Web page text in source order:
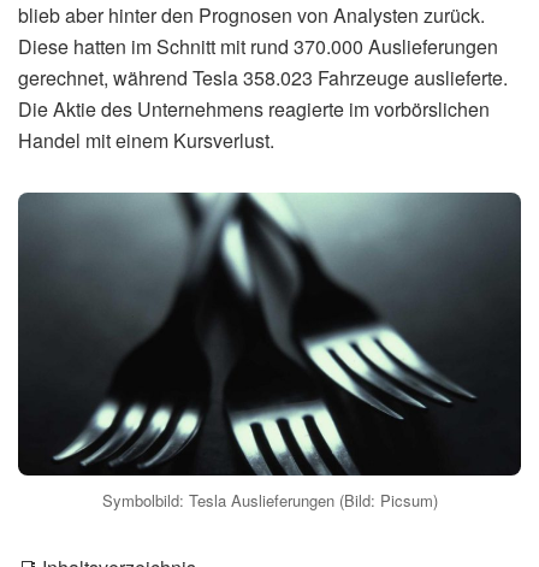
blieb aber hinter den Prognosen von Analysten zurück.
Diese hatten im Schnitt mit rund 370.000 Auslieferungen
gerechnet, während Tesla 358.023 Fahrzeuge auslieferte.
Die Aktie des Unternehmens reagierte im vorbörslichen
Handel mit einem Kursverlust.
Symbolbild: Tesla Auslieferungen (Bild: Picsum)